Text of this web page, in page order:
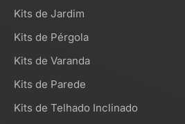
Kits de Jardim
Kits de Pérgola
Kits de Varanda
Kits de Parede
Kits de Telhado Inclinado